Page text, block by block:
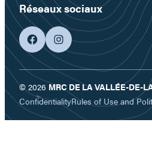
Réseaux sociaux
facebookgoogleplus
© 2026 MRC DE LA VALLÉE-DE-
ConfidentialityRules of Use and